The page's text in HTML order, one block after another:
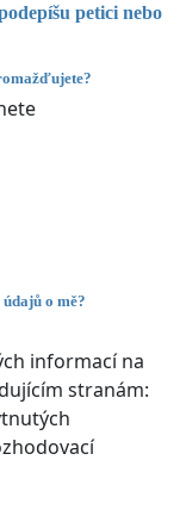
petici nebo
o mě?
informací na
stranám: